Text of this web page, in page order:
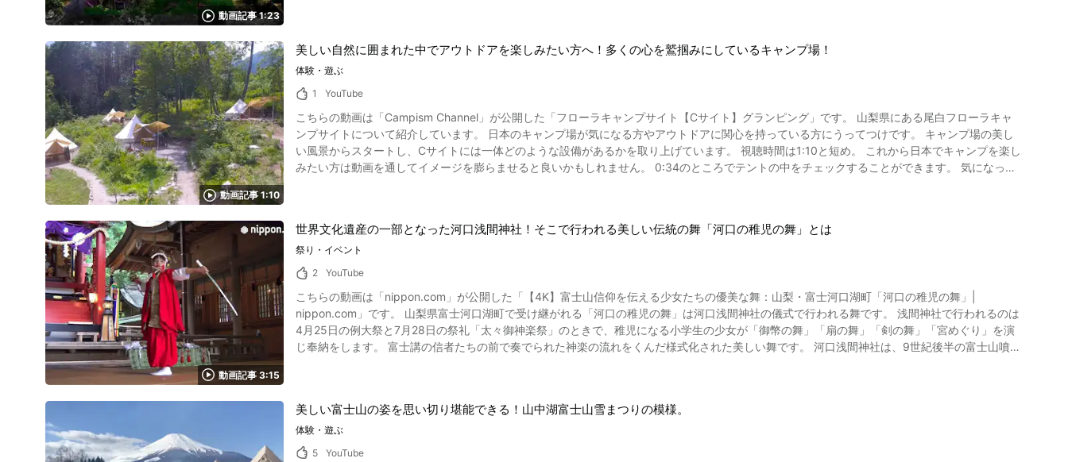
ら紹介されている、SASA限定エステメニューもぜひ利用してみましょう。 「別墅然然」では、アメニティグッズもこだわりの逸品を用意してい
ます。 富士山温泉の旅館「別墅然然」の周辺観光スポット紹介 写真：ジェットコースター 別墅然然のある山梨県富士吉田市には、人気の観光ス
ポットや名所が多数あります。 人気のテーマパーク「富士急ハイランド」、美しい富士山と五重塔を写真に収めることのできる「富士山忠霊塔」
「富士浅間神社」「新倉山浅間公園」、日本三奇祭の鎮火祭が行われる「北口本宮冨士浅間神社」、人気絵本「リサとガスパール」の世界初のテ
ーマパーク「リサとガスパールタウン」、トーマスの世界が実写化された「トーマスランド」、落差約150メートル「白糸の滝」、富士太神を祀
る「不二阿祖山太神宮」、パワースポット「新屋山神社」などがあります。 また人気のご当地グルメ「吉田うどん（吉田のうどん）」や「ほうと
う」があります。 別墅然然に訪れた際には、これらのスポットにも足を運んでみてはいかがですか。 富士山温泉の旅館「別墅然然」の観光紹介
動画まとめ 富士山温泉の旅館「別墅然然」に宿泊すれば、動画で紹介されているような極上のひとときを楽しめますよ。 山梨県観光を楽しみた
い方や、旅館での和食を堪能したい方、日本旅館でのスペシャルなステイを満喫したい方は、ぜひ公式ホームページで宿泊料金などをご確認し、
ジ】富士山独り占めの高級温泉旅館｜別墅然然 http://bessho-sasa.com/ 【トリップアドバイザー】富士山温泉 別墅然然
https://www.tripadvisor.jp/Hotel_Review-g681223-d8333269-Reviews-Fujisan_Onsen_Bessho_Sasa-
Fujiyoshida_Yamanashi_Prefecture_Koshinetsu_Chubu.html
動画記事 1:23
れてきた老舗旅館です。 東京からアクセスが良く、旅行や観光する際の宿泊ホテルとして大変人気です。 「銘石の宿かげつ」の1番の見どころ
は、四季折々の多彩な景色が見られる日本庭園。 5,000坪の敷地内には、数十年の歳月を費やし全国各地から集めた石を積んで築いた「築山」
や、一流の造園技術によって完成しました。 純和風な雰囲気の美しい庭園に心が癒やされるはずです。 庭園の中には、悠々と泳ぐ錦鯉を眺める
こともできます。 インスタ映えスポットなので、記念撮影したり、錦鯉に餌をあげたり楽しい時間を過ごせます。 日本庭園は、動画の0:30よ
り、ドローンによる空撮映像を見ることができます。 何と、この「銘石の宿かげつ」の庭園は、日本の温泉で初の日本庭園3Dプロジェクション
マッピングが過去に行われました。 現代の技術と、日本の伝統が調和した美しい映像は動画の0:58よりご覧になれます。 山梨県石和温泉郷にあ
る銘石の宿かげつの館内施設で優雅な時を過ごす 画像引用 :YouTube screenshot 「銘石の宿かげつ」は、心身ともに癒やせる施設が充実してい
ます。 かげつの美しい風景を鑑賞しながら、24時間、温泉を堪能できる大露天風呂や、ゆったりと温泉につかれる大浴場は、宿泊するときには
ジ、麻雀室、カラオケを楽しめる「クラブ石」でゆったりくつろぎましょう。 庭園にはガーデンプールもあり、リゾート気分を味わうことができ
ます。 売店もあるので、お土産で甲州印伝や桔梗信玄餅、甲州ワインを購入すれば喜ばれるのでないでしょうか。 宴会場も用意されており、会
社のミーティングや社員旅行でも利用できます。 訪れた方みんなが、思い思いの過ごし方ができるのが「銘石の宿かげつ」の魅力のひとつです。
山梨県石和温泉郷にある「銘石の宿かげつ」の客室・宿泊情報 石和温泉郷にある高級旅館「銘石の宿かげつ」は、日本庭園を見渡せる美しい和室
で宿泊できます。 かげつの宿泊場所は、「中の殿」「南殿」「東殿」「西殿」「奥の殿」と分かれており、それぞれで雰囲気の違う客室を利用で
きます。 アメニティグッズも揃っているので安心です。 宿泊する場合は、ファミリー向け、カップル向けなどさまざまなプランが用意されてお
り、自分好みのプランを選ぶことができます。 宿泊予約による宿泊料金は季節、お部屋、プラン、ツアーにより異なりますので、旅行サイトや公
式ホームページをご確認ください。 昼食と温泉が楽しめる日帰りプランもあります。 山梨県石和温泉郷にある「銘石の宿かげつ」でグルメを堪
能 画像引用 :YouTube screenshot 山梨の高級旅館である「銘石の宿かげつ」は、懐石料理や季節の料理など絶品の食事を楽しむことができま
つ」のある山梨県笛吹市・石和温泉周辺には様々な観光スポットがあります。 桃の花が咲きほこる「笛吹桃源郷」、甲州ワインが楽しめる「マル
梨県立博物館 かいじあむ」「釈迦堂遺跡博物館」、お土産もいっぱい「里の駅 いちのみや」、富士山の絶景が楽しめる「御坂峠」など、「銘石
の宿かげつ」に訪れた際にはこれらの観光スポットにも足を運んでみてはいかがですか。 ほうとうなどのご当地グルメにも舌鼓してください。
動画記事 1:10
美しい自然に囲まれた中でアウトドアを楽しみたい方へ！多くの心を鷲掴みにしているキャンプ場！
体験・遊ぶ
1
YouTube
こちらの動画は「Campism Channel」が公開した「フローラキャンプサイト【Cサイト】グランピング」です。 山梨県にある尾白フローラキャ
ンプサイトについて紹介しています。 日本のキャンプ場が気になる方やアウトドアに関心を持っている方にうってつけです。 キャンプ場の美し
い風景からスタートし、Cサイトには一体どのような設備があるかを取り上げています。 視聴時間は1:10と短め。 これから日本でキャンプを楽し
みたい方は動画を通してイメージを膨らませると良いかもしれません。 0:34のところでテントの中をチェックすることができます。 気になった
動画記事 3:15
世界文化遺産の一部となった河口浅間神社！そこで行われる美しい伝統の舞「河口の稚児の舞」とは
祭り・イベント
2
YouTube
こちらの動画は「nippon.com」が公開した「【4K】富士山信仰を伝える少女たちの優美な舞：山梨・富士河口湖町「河口の稚児の舞」|
nippon.com」です。 山梨県富士河口湖町で受け継がれる「河口の稚児の舞」は河口浅間神社の儀式で行われる舞です。 浅間神社で行われるのは
4月25日の例大祭と7月28日の祭礼「太々御神楽祭」のときで、稚児になる小学生の少女が「御幣の舞」「扇の舞」「剣の舞」「宮めぐり」を演
じ奉納をします。 富士講の信者たちの前で奏でられた神楽の流れをくんだ様式化された美しい舞です。 河口浅間神社は、9世紀後半の富士山噴火
美しい富士山の姿を思い切り堪能できる！山中湖富士山雪まつりの模様。
体験・遊ぶ
5
YouTube